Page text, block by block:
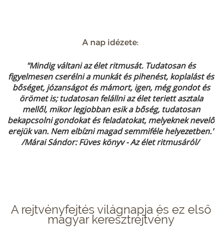
A nap idézete:
"Mindig váltani az élet ritmusát. Tudatosan és
figyelmesen cserélni a munkát és pihenést, koplalást és
bőséget, józanságot és mámort, igen, még gondot és
örömet is; tudatosan felállni az élet teriett asztala
mellől, mikor legjobban esik a bőség, tudatosan
bekapcsolni gondokat és feladatokat, melyeknek nevelő
erejük van. Nem elbízni magad semmiféle helyezetben."
/Márai Sándor: Füves könyv - Az élet ritmusáról/
A rejtvényfejtés világnapja és ez első
magyar keresztrejtvény